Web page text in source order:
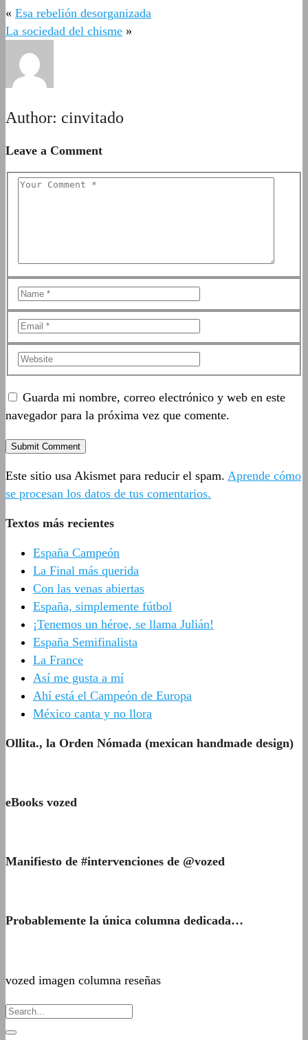
« Esa rebelión desorganizada
La sociedad del chisme »
Author: cinvitado
Leave a Comment
Guarda mi nombre, correo electrónico y web en este
navegador para la próxima vez que comente.
Este sitio usa Akismet para reducir el spam. Aprende cómo
se procesan los datos de tus comentarios.
Textos más recientes
España Campeón
La Final más querida
Con las venas abiertas
España, simplemente fútbol
¡Tenemos un héroe, se llama Julián!
España Semifinalista
La France
Así me gusta a mí
Ahí está el Campeón de Europa
México canta y no llora
Ollita., la Orden Nómada (mexican handmade design)
eBooks vozed
Manifiesto de #intervenciones de @vozed
Probablemente la única columna dedicada…
vozed imagen columna reseñas